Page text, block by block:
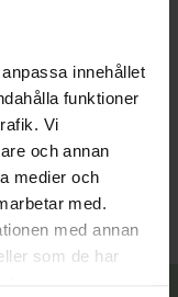
innehållet
funktioner
Vi
och annan
medier och
med.
med annan
som de har
Great Essentials
299 kr 378 kr